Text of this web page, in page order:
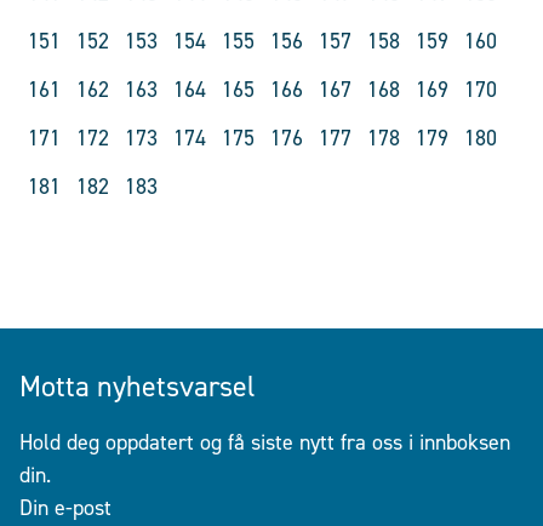
151
152 153 154 155 156 157 158 159
160
161
162 163 164 165 166 167 168 169
170
171
172 173 174 175 176 177 178 179
180
181
182 183
Motta nyhetsvarsel
Hold deg oppdatert og få siste nytt fra oss i innboksen
din.
Din e-post